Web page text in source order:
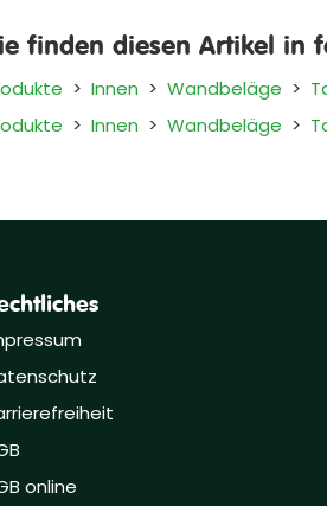
finden diesen Artikel in
> Innen > Wandbeläge >
> Innen > Wandbeläge >
online